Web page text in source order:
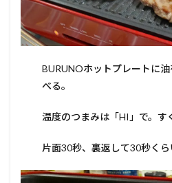
3.4
他の
「手抜
ん」の
こち
⇩⇩
BURUNOホットプレートに
べる。
温度のつまみは「HI」で。す
片面30秒、裏返して30秒くら